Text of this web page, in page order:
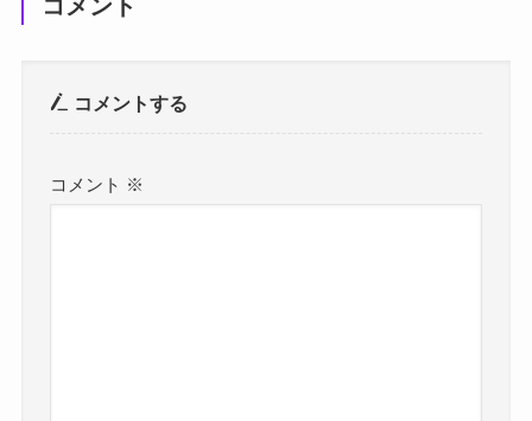
コメント
コメントする
コメント ※